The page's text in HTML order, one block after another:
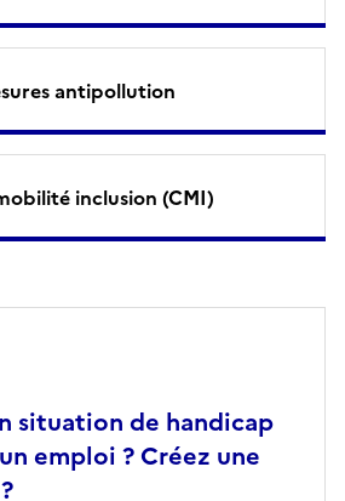
antipollution
inclusion (CMI)
situation de handicap
emploi ? Créez une